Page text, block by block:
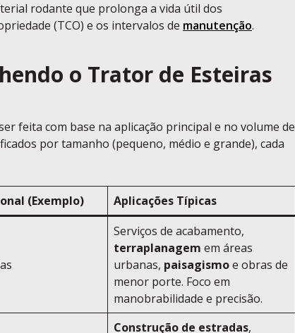
rodante que prolonga a vida útil dos
(TCO) e os intervalos de manutenção.
o Trator de Esteiras
feita com base na aplicação principal e no volume de
por tamanho (pequeno, médio e grande), cada
(Exemplo) Aplicações Típicas
Serviços de acabamento,
terraplanagem em áreas
urbanas, paisagismoe obras de
menor porte. Foco em
manobrabilidade e precisão.
Construção de estradas,